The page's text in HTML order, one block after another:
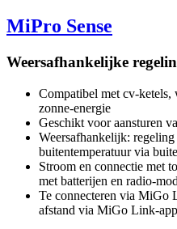
MiPro Sense
Weersafhankelijke
Compatibel met cv-ketels,
zonne-energie
Geschikt voor aansturen
Weersafhankelijk:
buitentemperatuur via
Stroom en connectie met
met batterijen en radio-
Te connecteren via MiGo
afstand via MiGo Link-app